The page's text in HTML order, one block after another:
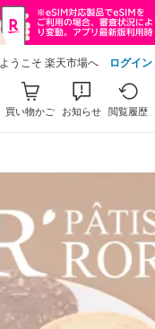
ようこそ 楽天市場へ ログイン
買い物かご お知らせ 閲覧履歴